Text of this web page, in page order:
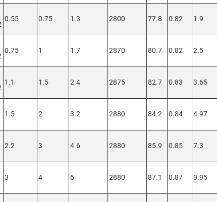
0.55 0.75 1.3 2800 77.8 0.82 1.9
0.75 1 1.7 2870 80.7 0.82 2.5
1.1 1.5 2.4 2875 82.7 0.83 3.65
1.5 2 3.2 2880 84.2 0.84 4.97
2.2 3 4.6 2880 85.9 0.85 7.3
3 4 6 2880 87.1 0.87 9.95